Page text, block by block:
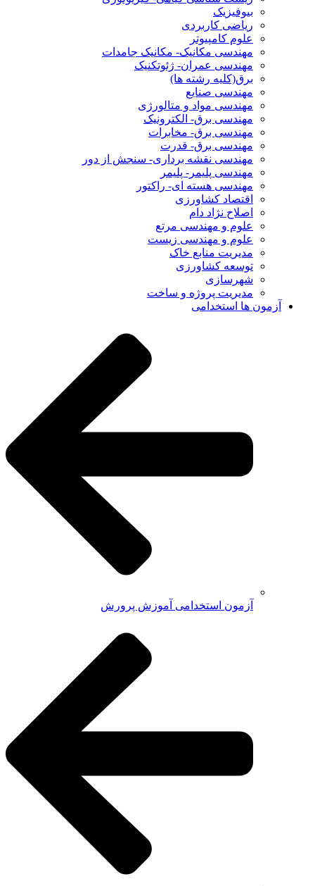
بیوفیزیک
ریاضی کاربردی
علوم کامپیوتر
مهندسی مکانیک- مکانیک جامدات
مهندسی عمران- ژئوتکنیک
برق(کلیه رشته ها)
مهندسی صنایع
مهندسی مواد و متالورژی
مهندسی برق- الکترونیک
مهندسی برق- مخابرات
مهندسی برق- قدرت
مهندسی نقشه برداری- سنجش از دور
مهندسی پلیمر- پلیمر
مهندسی هسته ای- راکتور
اقتصاد کشاورزی
اصلاح نژاد دام
علوم و مهندسی مرتع
علوم و مهندسی زیست
مدیریت منابع خاک
توسعه کشاورزی
شهرسازی
مدیریت پروژه و ساخت
آزمون ها استخدامی
آزمون استخدامی آموزش پرورش